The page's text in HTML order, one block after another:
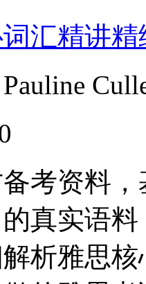
汇精讲精
考资料
真实语
析雅思